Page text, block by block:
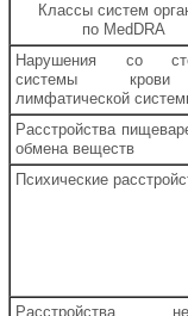
Классы систем
по MedDRA
Нарушения со
системы
лимфатической
Расстройства
обмена веществ
Психические
Расстройства